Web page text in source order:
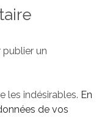
un
les indésirables. En
de vos